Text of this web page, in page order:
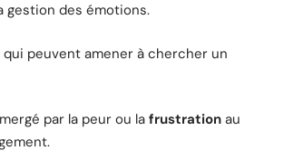
gestion des émotions.
peuvent amener à chercher un
par la peur ou la frustration au